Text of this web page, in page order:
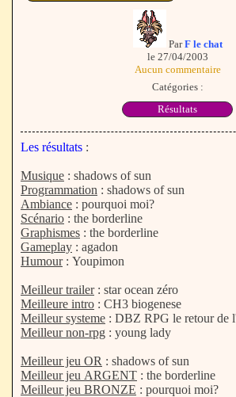
ParF le chat
le 27/04/2003
Aucun commentaire
Catégories :
Résultats
Les résultats :
Musique : shadows of sun
Programmation : shadows of sun
Ambiance : pourquoi moi?
Scénario : the borderline
Graphismes : the borderline
Gameplay : agadon
Humour: Youpimon
Meilleur trailer: star ocean zéro
Meilleure intro : CH3 biogenese
Meilleur systeme : DBZ RPG le retour de
Meilleur non-rpg : young lady
Meilleur jeu OR : shadows of sun
Meilleur jeu ARGENT : the borderline
Meilleur jeu BRONZE : pourquoi moi?